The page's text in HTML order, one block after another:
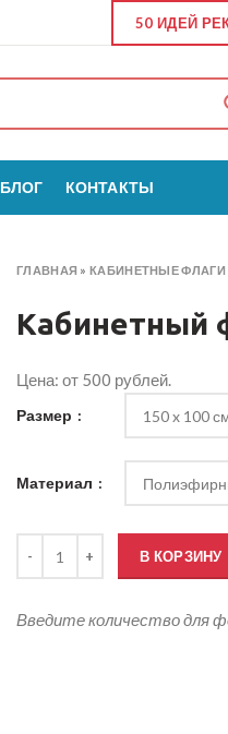
50 ИДЕЙ
БЛОГ КОНТАКТЫ
ГЛАВНАЯ »КАБИНЕТНЫЕ ФЛАГИ
Кабинетный
Цена: от 500 рублей.
Размер
Материал
В КОРЗИНУ
Введите количество для